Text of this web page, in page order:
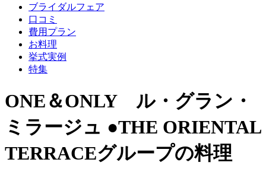
ブライダルフェア
口コミ
費用プラン
お料理
挙式実例
特集
ONE＆ONLY ル・グラン・
ミラージュ ●THE ORIENTAL
TERRACEグループの料理